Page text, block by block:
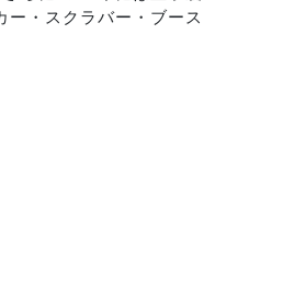
・スクラバー・ブース